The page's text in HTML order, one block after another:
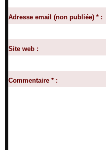
Adresse email (non publiée) * :
Site web :
Commentaire * :